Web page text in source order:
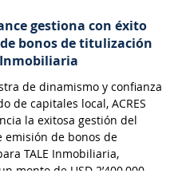
gestiona con éxito
bonos de titulización
Inmobiliaria
de dinamismo y confianza
de capitales local, ACRES
la exitosa gestión del
emisión de bonos de
TALE Inmobiliaria,
monto de USD 2’400,000.